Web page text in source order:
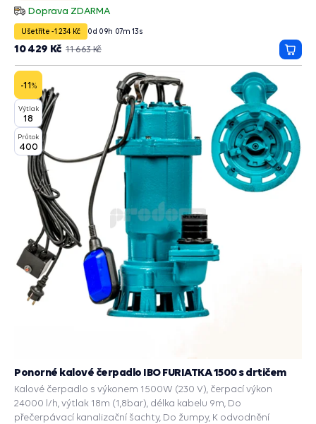
hvězdiček
Doprava ZDARMA
Ušetříte -1 234 Kč 0d 09h 07m 11s
11 663 Kč
10 429 Kč
do
-11%
Výtlak
18
Průtok
400
Ponorné kalové čerpadlo IBO FURIATKA 1500 s drtičem
Kalové čerpadlo s výkonem 1500W (230 V), čerpací výkon
24000 l/h, výtlak 18m (1,8bar), délka kabelu 9m, Do
přečerpávací kanalizační šachty, Do žumpy, K odvodnění